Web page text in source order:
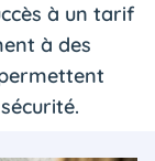
à un tarif
à des